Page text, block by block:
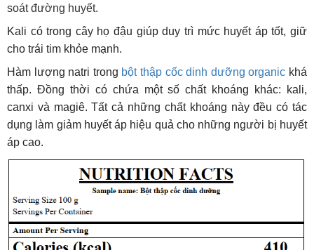
soát đường huyết.
Kali có trong cây họ đậu giúp duy trì mức huyết áp tốt, giữ
cho trái tim khỏe mạnh.
Hàm lượng natri trong bột thập cốc dinh dưỡng organic khá
thấp. Đồng thời có chứa một số chất khoáng khác: kali,
canxi và magiê. Tất cả những chất khoáng này đều có tác
dụng làm giảm huyết áp hiệu quả cho những người bị huyết
áp cao.